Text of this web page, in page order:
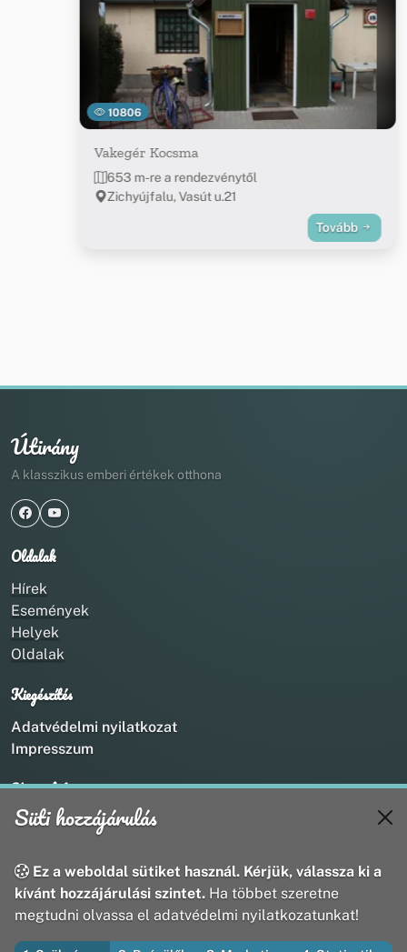
10806
Vakegér Kocsma
653 m-re a rendezvénytől
Zichyújfalu, Vasút u.21
Tovább
Útirány
A klasszikus emberi értékek otthona
Oldalak
Hírek
Események
Helyek
Oldalak
Kiegészítés
Adatvédelmi nyilatkozat
Impresszum
Kapcsolat
+36 20 211 1888
webmaster@utirany.hu
8419 Csesznek, Vasút u.18.
Süti hozzájárulás
Ez a weboldal sütiket használ. Kérjük, válassza ki a
kívánt hozzájárulási szintet. Ha többet szeretne
megtudni olvassa el adatvédelmi nyilatkozatunkat!